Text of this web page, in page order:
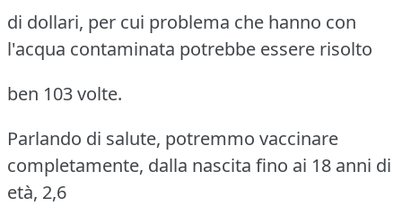
di dollari, per cui problema che hanno con
l'acqua contaminata potrebbe essere risolto
ben 103 volte.
Parlando di salute, potremmo vaccinare
completamente, dalla nascita fino ai 18 anni di
età, 2,6